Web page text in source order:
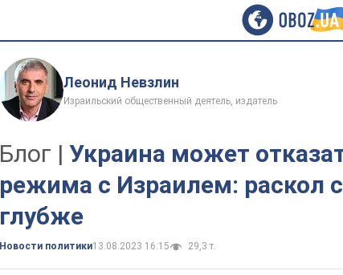
Леонид Невзлин
Израильский общественный деятель, издатель
Блог | Украина может
режима с Израилем: раскол
глубже
Новости политики13.08.2023 16:15 29,3 т.